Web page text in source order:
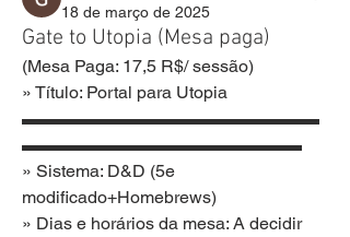
18 de março de 2025
Gate to Utopia (Mesa paga)
(Mesa Paga: 17,5 R$/ sessão)
» Título: Portal para Utopia
▬▬▬▬▬▬▬▬▬▬▬▬▬▬▬▬▬
▬▬▬▬▬▬▬▬▬▬▬▬▬▬▬▬
» Sistema: D&D (5e
modificado+Homebrews)
» Dias e horários da mesa: A decidir